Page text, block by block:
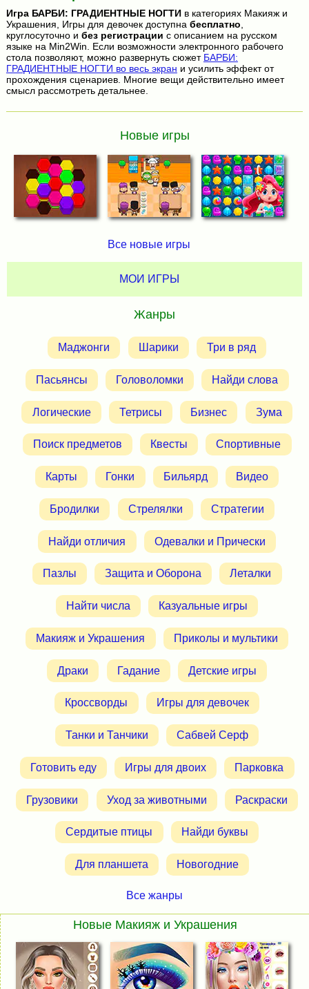
Игра БАРБИ: ГРАДИЕНТНЫЕ НОГТИв категориях Макияж и
Украшения, Игры для девочек доступна бесплатно,
круглосуточно и без регистрации с описанием на русском
языке на Min2Win. Если возможности электронного рабочего
стола позволяют, можно развернуть сюжет БАРБИ:
ГРАДИЕНТНЫЕ НОГТИ во весь экран и усилить эффект от
прохождения сценариев. Многие вещи действительно имеет
смысл рассмотреть детальнее.
Новые игры
Все новые игры
МОИ ИГРЫ
Жанры
Маджонги Шарики Три в ряд
Пасьянсы Головоломки Найди слова
Логические Тетрисы Бизнес Зума
Поиск предметов Квесты Спортивные
Карты Гонки Бильярд Видео
Бродилки Стрелялки Стратегии
Найди отличия Одевалки и Прически
Пазлы Защита и Оборона Леталки
Найти числа Казуальные игры
Макияж и Украшения Приколы и мультики
Драки Гадание Детские игры
Кроссворды Игры для девочек
Танки и Танчики Сабвей Серф
Готовить еду Игры для двоих Парковка
Грузовики Уход за животными Раскраски
Сердитые птицы Найди буквы
Для планшета Новогодние
Все жанры
Новые Макияж и Украшения